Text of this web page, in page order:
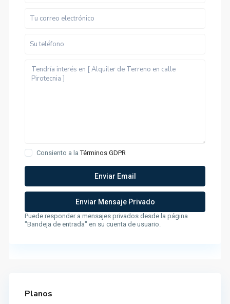
Consiento a laTérminos GDPR
Puede responder a mensajes privados desde la página
"Bandeja de entrada" en su cuenta de usuario.
Planos